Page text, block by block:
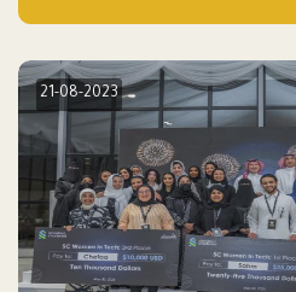
21-08-2023